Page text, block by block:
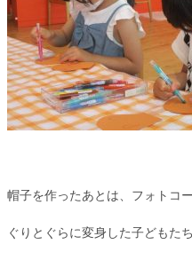
帽子を作ったあとは、フォトコ
ぐりとぐらに変身した子どもたち